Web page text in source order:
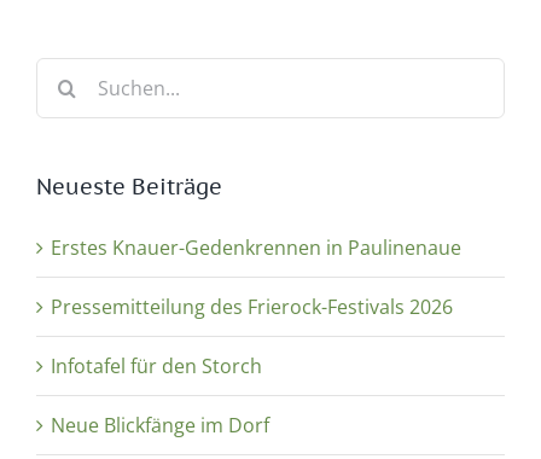
Suche
Neueste Beiträge
Erstes Knauer-Gedenkrennen in Paulinenaue
Pressemitteilung des Frierock-Festivals 2026
Infotafel für den Storch
Neue Blickfänge im Dorf